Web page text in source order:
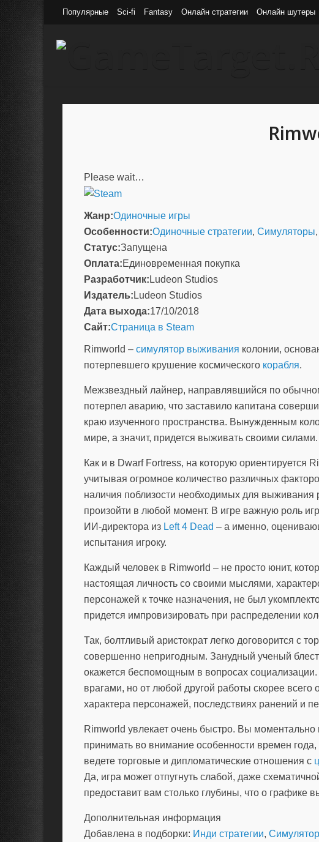
Популярные Sci-fi Fantasy Онлайн стратегии Онлайн шутеры
Please wait…
Жанр:Одиночные игры
Особенности:Одиночные стратегии, Симуляторы,
Статус:Запущена
Оплата:Единовременная покупка
Разработчик: Ludeon Studios
Издатель: Ludeon Studios
Дата выхода:17/10/2018
Сайт:Страница в Steam
Rimworld – симулятор выживания колонии,
потерпевшего крушение космического корабля.
Межзвездный лайнер, направлявшийся по
потерпел аварию, что заставило капитана
краю изученного пространства. Вынужденным
мире, а значит, придется выживать своими силами.
Как и в Dwarf Fortress, на которую ориентируется
учитывая огромное количество различных
наличия поблизости необходимых для выживания
произойти в любой момент. В игре важную роль
ИИ-директора из Left 4 Dead – а именно,
испытания игроку.
Каждый человек в Rimworld – не просто юнит,
настоящая личность со своими мыслями,
персонажей к точке назначения, не был
придется импровизировать при распределении
Так, болтливый аристократ легко договорится с
совершенно непригодным. Занудный ученый
окажется беспомощным в вопросах
врагами, но от любой другой работы скорее всего
характера персонажей, последствиях ранений и
Rimworld увлекает очень быстро. Вы моментально
принимать во внимание особенности времен
ведете торговые и дипломатические отношения с
Да, игра может отпугнуть слабой, даже
предоставит вам столько глубины, что о графике
Дополнительная информация
Добавлена в подборки: Инди стратегии,